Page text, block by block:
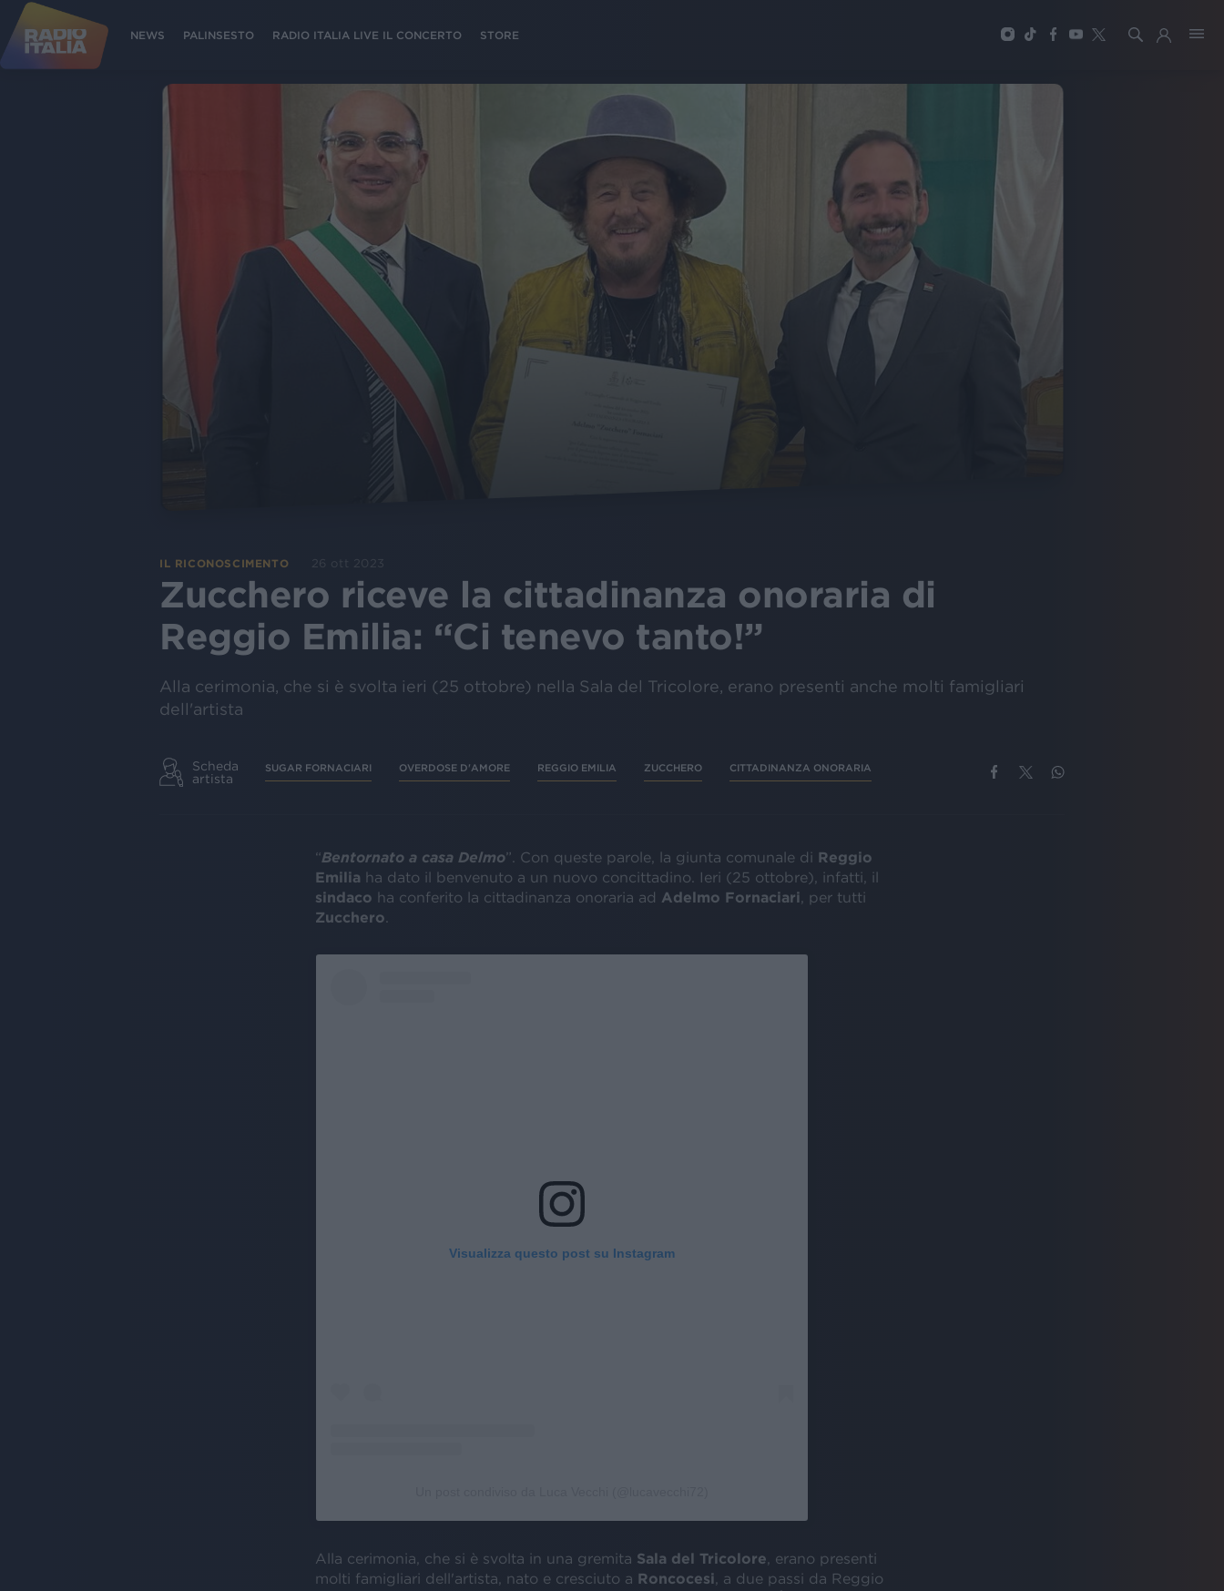
NEWS PALINSESTO RADIO ITALIA LIVE IL CONCERTO STORE
IL RICONOSCIMENTO 26 ott 2023
Zucchero riceve la cittadinanza onoraria di
Reggio Emilia: “Ci tenevo tanto!”
Alla cerimonia, che si è svolta ieri (25 ottobre) nella Sala del Tricolore, erano presenti anche molti famigliari
dell'artista
Scheda
artista
SUGAR FORNACIARI OVERDOSE D'AMORE REGGIO EMILIA ZUCCHERO CITTADINANZA ONORARIA
“Bentornato a casa Delmo”. Con queste parole, la giunta comunale di Reggio
Emilia ha dato il benvenuto a un nuovo concittadino. Ieri (25 ottobre), infatti, il
sindaco ha conferito la cittadinanza onoraria ad Adelmo Fornaciari , per tutti
Zucchero
Visualizza questo post su Instagram
Alla cerimonia, che si è svolta in una gremita Sala del Tricolore , erano presenti
molti famigliari dell'artista, nato e cresciuto a Roncocesi , a due passi da Reggio